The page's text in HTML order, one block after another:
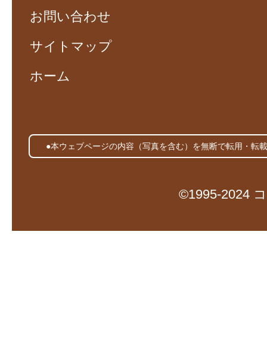
お問い合わせ
サイトマップ
ホーム
●本ウェブページの内容（写真を含む）を無断で転用・転
©1995-2024